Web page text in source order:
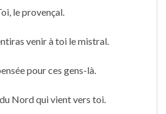
le provençal.
venir à toi le mistral.
pour ces gens-là.
Nord qui vient vers toi.